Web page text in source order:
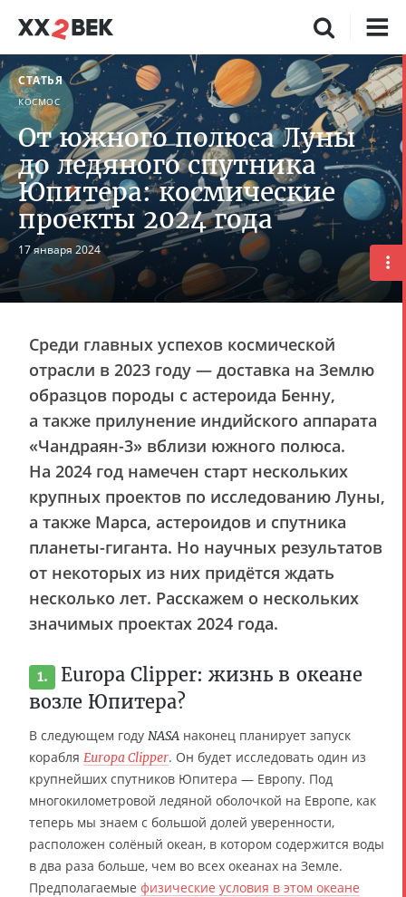
СТАТЬЯ
КОСМОС
От южного полюса Луны
до ледяного спутника
Юпитера: космические
проекты 2024 года
17 января 2024
Среди главных успехов космической
отрасли в 2023 году — доставка на Землю
образцов породы с астероида Бенну,
а также прилунение индийского аппарата
«Чандраян-3» вблизи южного полюса.
На 2024 год намечен старт нескольких
крупных проектов по исследованию Луны,
а также Марса, астероидов и спутника
планеты-гиганта. Но научных результатов
от некоторых из них придётся ждать
несколько лет. Расскажем о нескольких
значимых проектах 2024 года.
1.
Europa Clipper: жизнь в океане
возле Юпитера?
В следующем году NASA наконец планирует запуск
корабля Europa Clipper. Он будет исследовать один из
крупнейших спутников Юпитера — Европу. Под
многокилометровой ледяной оболочкой на Европе, как
теперь мы знаем с большой долей уверенности,
расположен солёный океан, в котором содержится воды
в два раза больше, чем во всех океанах на Земле.
Предполагаемые физические условия в этом океане